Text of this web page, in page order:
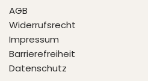
AGB
Widerrufsrecht
Impressum
Barrierefreiheit
Datenschutz